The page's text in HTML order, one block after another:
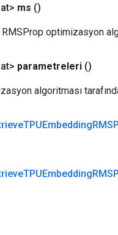
ms ()
optimizasyon
parametreleri ()
algoritması
TPUEmbedding
TPUEmbedding